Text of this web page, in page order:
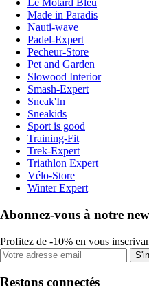
Le Motard Bleu
Made in Paradis
Nauti-wave
Padel-Expert
Pecheur-Store
Pet and Garden
Slowood Interior
Smash-Expert
Sneak'In
Sneakids
Sport is good
Training-Fit
Trek-Expert
Triathlon Expert
Vélo-Store
Winter Expert
Abonnez-vous à notre
Profitez de -10% en vous
Restons connectés